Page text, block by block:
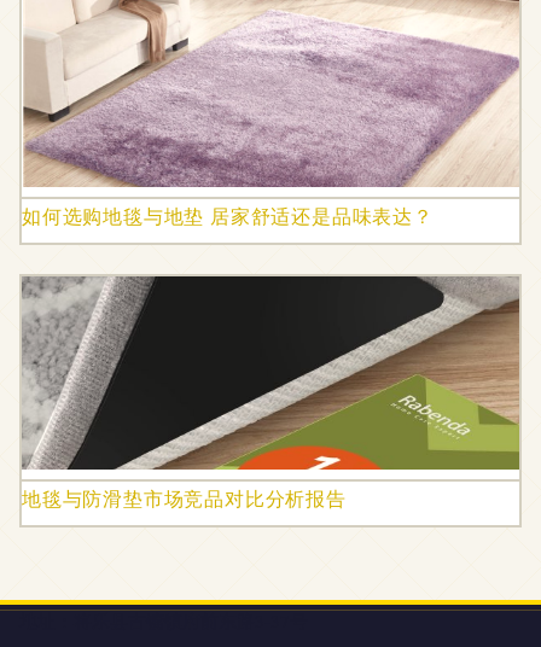
如何选购地毯与地垫 居家舒适还是品味表达？
地毯与防滑垫市场竞品对比分析报告